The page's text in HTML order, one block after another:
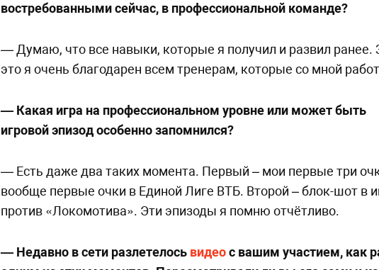
востребованными сейчас, в профессиональной команде?
— Думаю, что все навыки, которые я получил и развил ранее.
это я очень благодарен всем тренерам, которые со мной
— Какая игра на профессиональном уровне или может быть
игровой эпизод особенно запомнился?
— Есть даже два таких момента. Первый – мои первые три
вообще первые очки в Единой Лиге ВТБ. Второй – блок-шот в
против «Локомотива». Эти эпизоды я помню отчётливо.
— Недавно в сети разлетелось видеос вашим участием, как